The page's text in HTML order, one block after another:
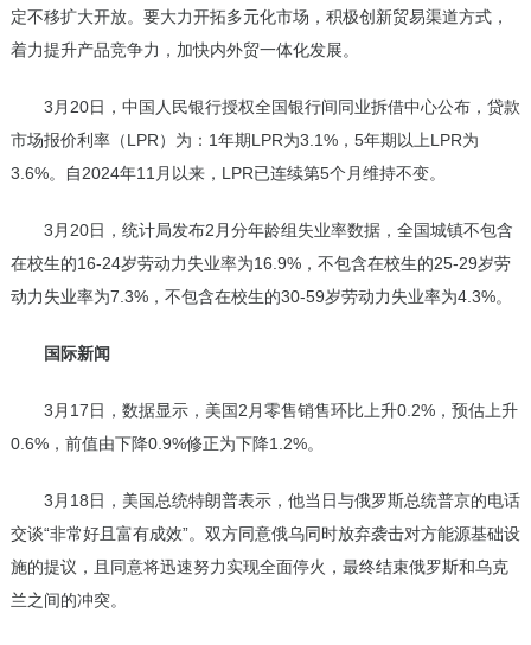
定不移扩大开放。要大力开拓多元化市场，积极创新贸易渠道方式，
着力提升产品竞争力，加快内外贸一体化发展。
3月20日，中国人民银行授权全国银行间同业拆借中心公布，贷款
市场报价利率（LPR）为：1年期LPR为3.1%，5年期以上LPR为
3.6%。自2024年11月以来，LPR已连续第5个月维持不变。
3月20日，统计局发布2月分年龄组失业率数据，全国城镇不包含
在校生的16-24岁劳动力失业率为16.9%，不包含在校生的25-29岁劳
动力失业率为7.3%，不包含在校生的30-59岁劳动力失业率为4.3%。
国际新闻
3月17日，数据显示，美国2月零售销售环比上升0.2%，预估上升
0.6%，前值由下降0.9%修正为下降1.2%。
3月18日，美国总统特朗普表示，他当日与俄罗斯总统普京的电话
交谈“非常好且富有成效”。双方同意俄乌同时放弃袭击对方能源基础设
施的提议，且同意将迅速努力实现全面停火，最终结束俄罗斯和乌克
兰之间的冲突。